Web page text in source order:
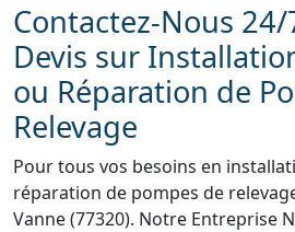
Contactez-Nous
Devis sur
ou Réparation de
Relevage
Pour tous vos besoins en
réparation de pompes de
Vanne (77320). Notre Entreprise